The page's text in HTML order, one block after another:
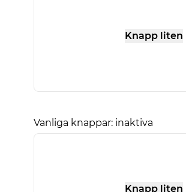
Knapp liten
Vanliga knappar: inaktiva
Knapp liten